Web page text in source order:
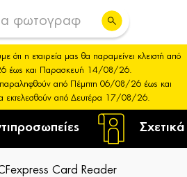
η εταιρεία μας θα παραμείνει κλειστή από
έως και Παρασκευή 14/08/26.
παραληφθούν από Πέμπτη 06/08/26 έως και
από Δευτέρα 17/08/26.
Card Reader